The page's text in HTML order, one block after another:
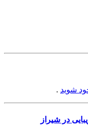
شوید .
در شیراز